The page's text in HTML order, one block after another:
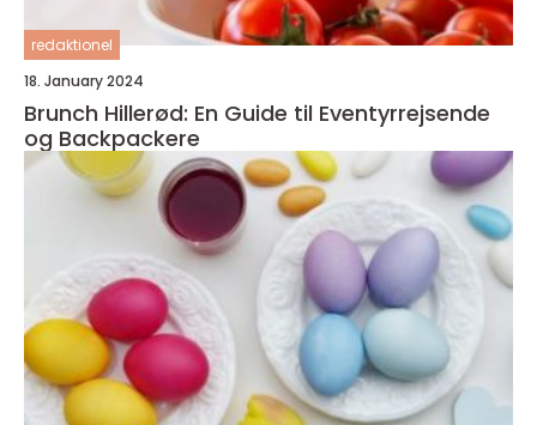
redaktionel
18. January 2024
Brunch Hillerød: En Guide til Eventyrrejsende
og Backpackere